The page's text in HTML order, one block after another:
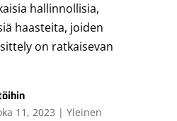
hallinnollisia,
haasteita, joiden
on ratkaisevan
11, 2023 | Yleinen